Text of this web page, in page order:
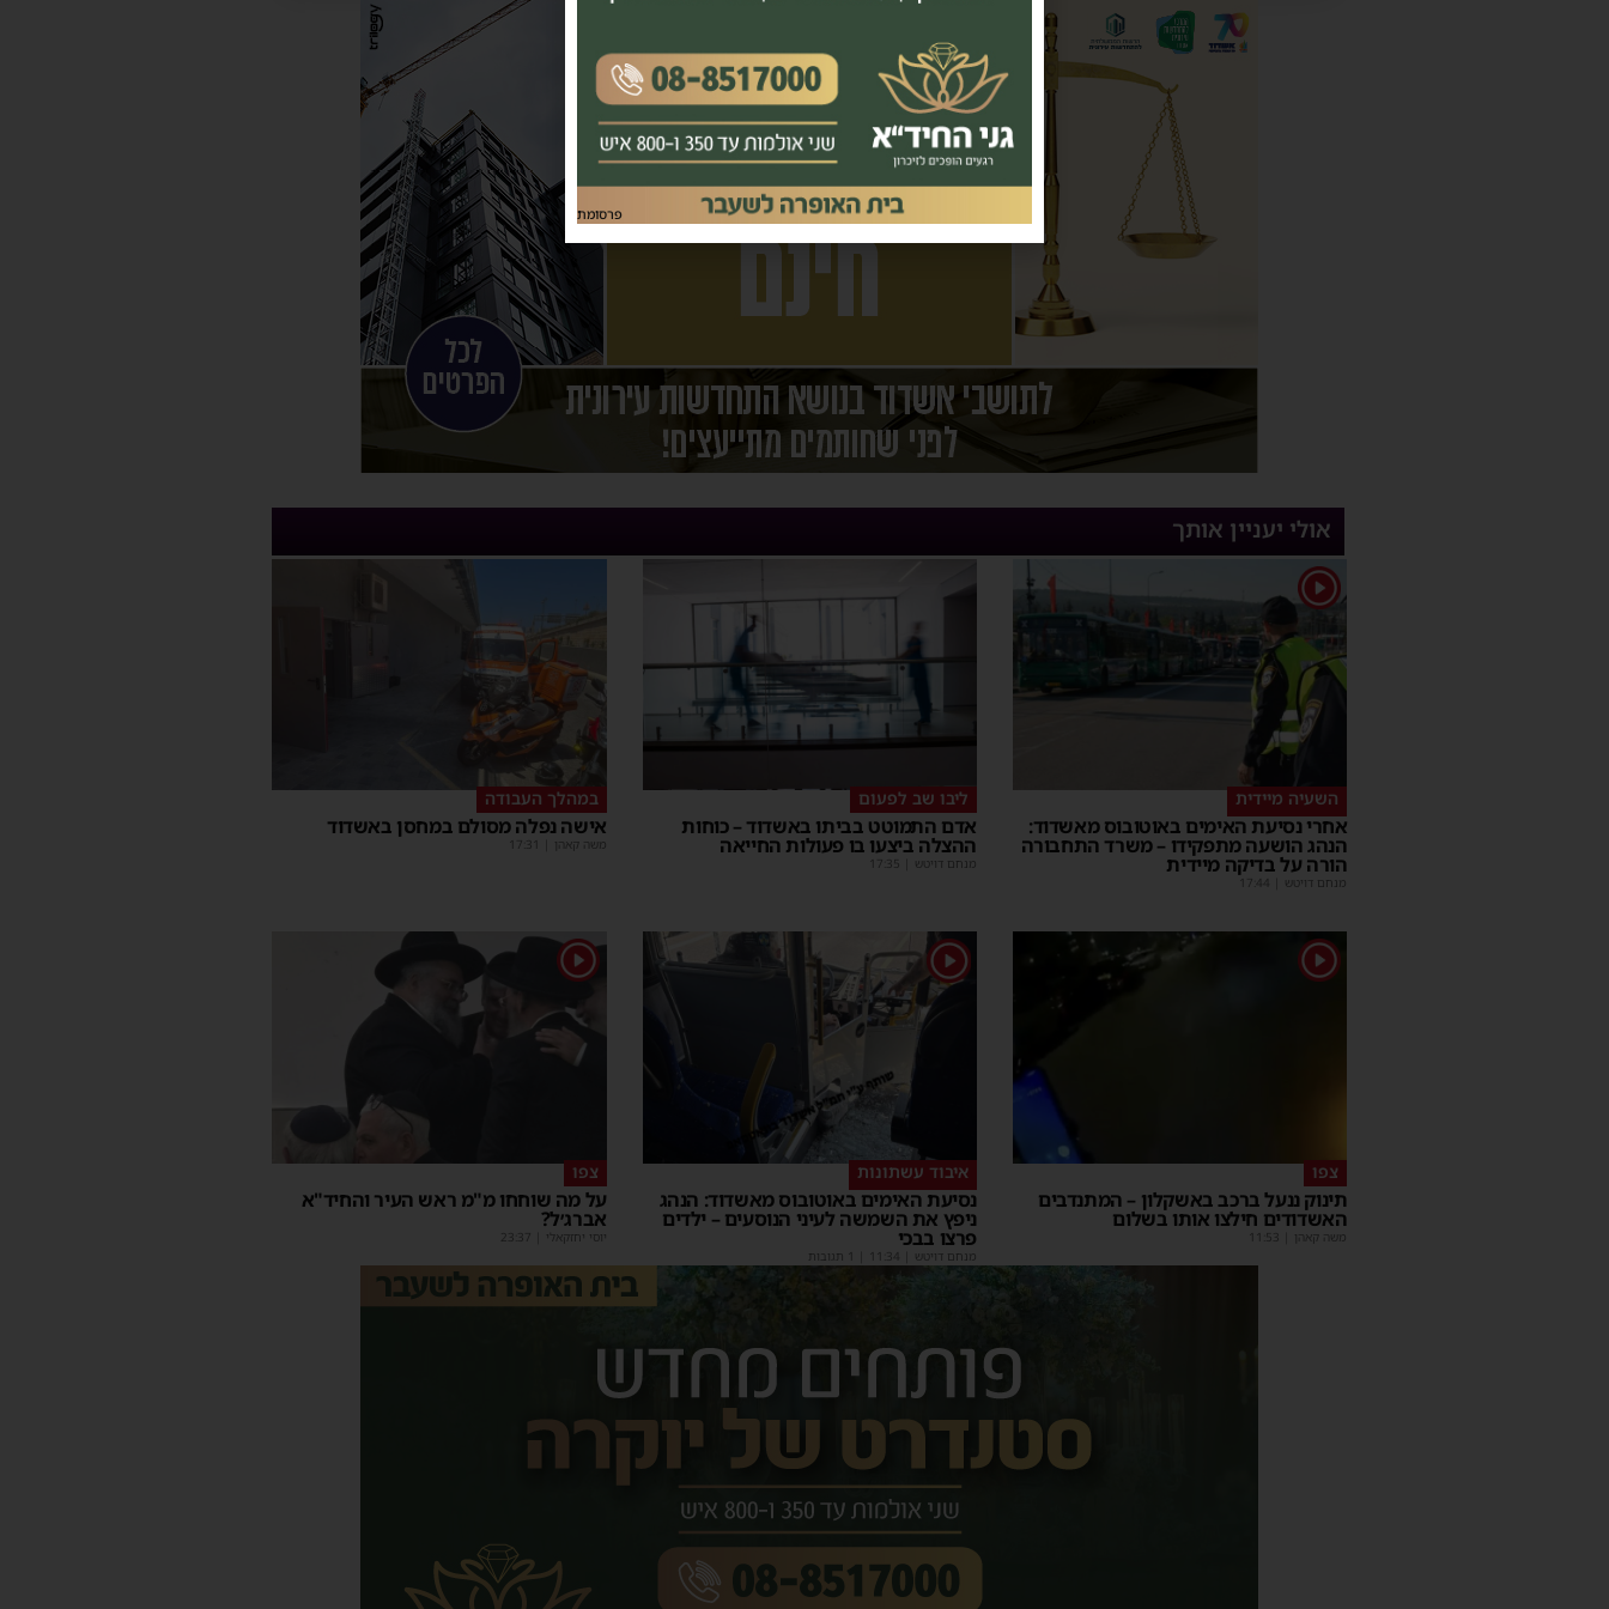
אולי יעניין אותך
1
השעיה מיידית
אחרי נסיעת האימים באוטובוס מאשדוד:
הנהג הושעה מתפקידו – משרד התחבורה
הורה על בדיקה מיידית
מנחם דויטש 17:44
ליבו שב לפעום
אדם התמוטט בביתו באשדוד – כוחות
ההצלה ביצעו בו פעולות החייאה
מנחם דויטש 17:35
במהלך העבודה
אישה נפלה מסולם במחסן באשדוד
משה קאהן 17:31
1
צפו
תינוק ננעל ברכב באשקלון – המתנדבים
האשדודים חילצו אותו בשלום
משה קאהן 11:53
1
איבוד עשתונות
נסיעת האימים באוטובוס מאשדוד: הנהג
ניפץ את השמשה לעיני הנוסעים – ילדים
פרצו בבכי
מנחם דויטש 11:34
1
צפו
על מה שוחחו מ"מ ראש העיר והחיד"א
אברג׳ל?
יוסי יחזקאלי 23:37
פרסומת